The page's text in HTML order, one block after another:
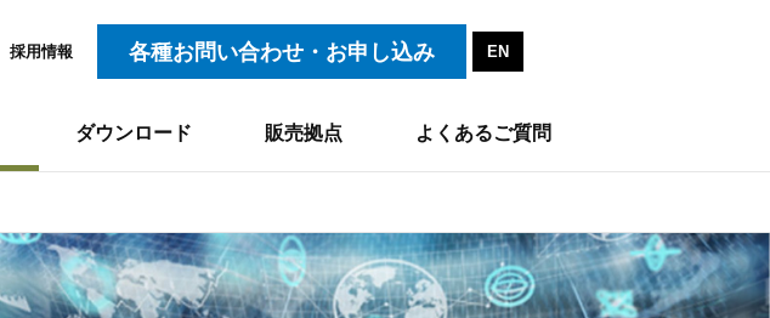
採用情報 各種お問い合わせ・お申し込み EN
ダウンロード 販売拠点 よくあるご質問